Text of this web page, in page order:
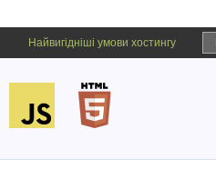
Найвигідніші умови хостингу